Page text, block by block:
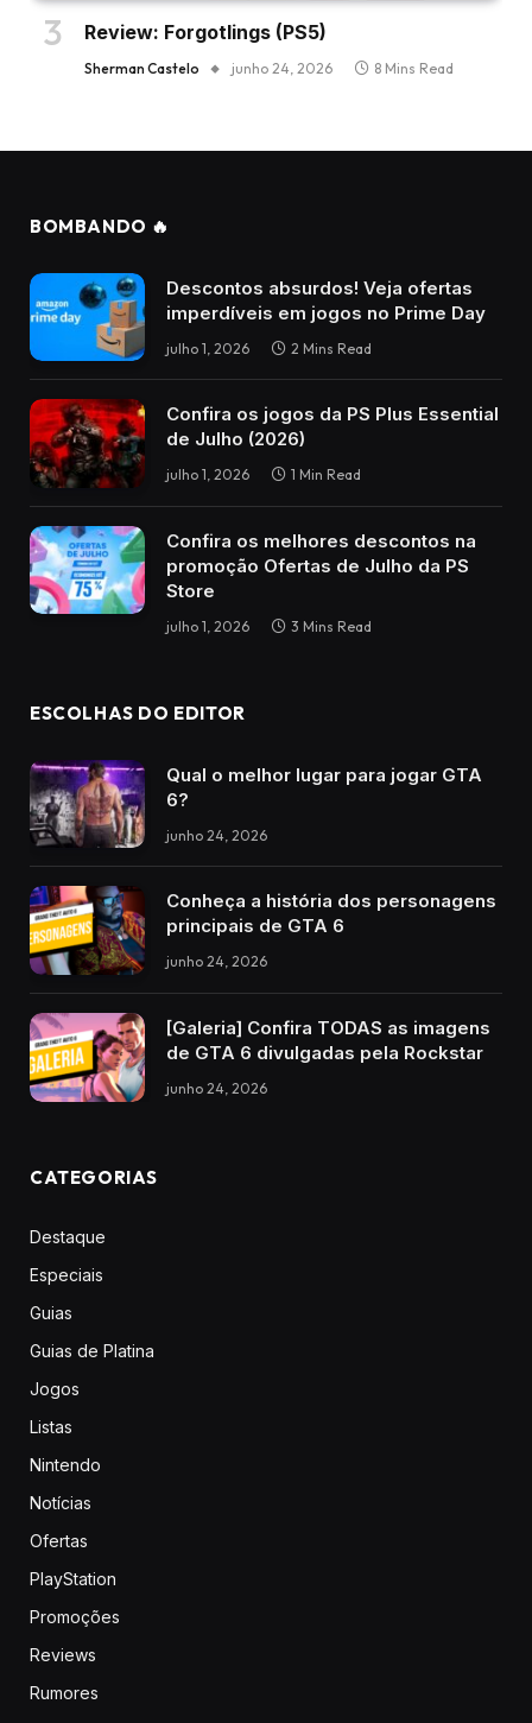
Review: Forgotlings (PS5)
Sherman Castelo junho 24, 2026 8 Mins Read
BOMBANDO 🔥
Descontos absurdos! Veja ofertas
imperdíveis em jogos no Prime Day
julho 1, 2026 2 Mins Read
Confira os jogos da PS Plus Essential
de Julho (2026)
julho 1, 2026 1 Min Read
Confira os melhores descontos na
promoção Ofertas de Julho da PS
Store
julho 1, 2026 3 Mins Read
ESCOLHAS DO EDITOR
Qual o melhor lugar para jogar GTA
6?
junho 24, 2026
Conheça a história dos personagens
principais de GTA 6
junho 24, 2026
[Galeria] Confira TODAS as imagens
de GTA 6 divulgadas pela Rockstar
junho 24, 2026
CATEGORIAS
Destaque
Especiais
Guias
Guias de Platina
Jogos
Listas
Nintendo
Notícias
Ofertas
PlayStation
Promoções
Reviews
Rumores